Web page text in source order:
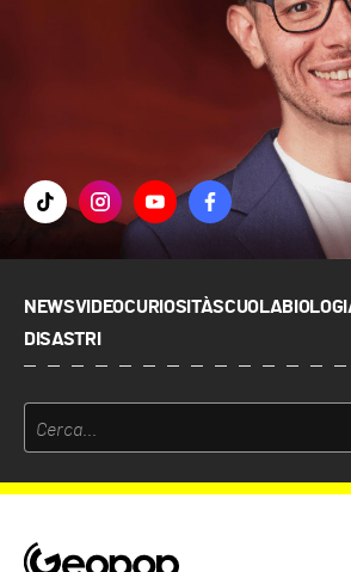
NEWSVIDEOCURIOSITÀSCUOLA
DISASTRI